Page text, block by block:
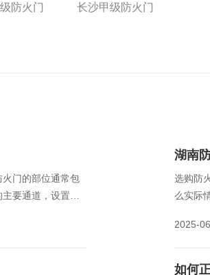
防火门 长沙甲级防火门
门的部位通常包
要通道，设置常
湖南
选购防
么实际
2025-
如何